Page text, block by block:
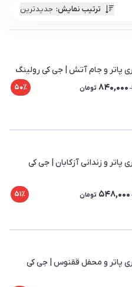
ترتیب نمایش: جدیدترین
پاتر و جام آتش | جی کی رولینگ
840,000 تومان 50٪
پاتر و زندانی آزکابان | جی کی
548,000 تومان 51٪
پاتر و محفل ققنوس | جی کی